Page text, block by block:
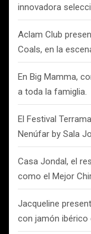
innovadora
Aclam Club
Coals, en la
En Big Mamma,
a toda la famiglia.
El Festival
Nenúfar by Sala
Casa Jondal, el
como el Mejor
Jacqueline
con jamón ibérico